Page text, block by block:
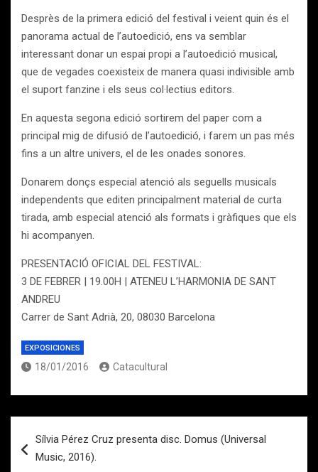
Desprès de la primera edició del festival i veient quin és el
panorama actual de l’autoedició, ens va semblar
interessant donar un espai propi a l’autoedició musical,
que de vegades coexisteix de manera quasi indivisible amb
el suport fanzine i els seus col·lectius editors.
En aquesta segona edició sortirem del paper com a
principal mig de difusió de l’autoedició, i farem un pas més
fins a un altre univers, el de les onades sonores.
Donarem donçs especial atenció als seguells musicals
independents que editen principalment material de curta
tirada, amb especial atenció als formats i gràfiques que els
hi acompanyen.
PRESENTACIÓ OFICIAL DEL FESTIVAL:
3 DE FEBRER | 19.00H | ATENEU L’HARMONIA DE SANT
ANDREU
Carrer de Sant Adrià, 20, 08030 Barcelona
EXPOSICIONES
18/01/2016 Catacultural
de
Sílvia Pérez Cruz presenta disc. Domus (Universal
Music, 2016).